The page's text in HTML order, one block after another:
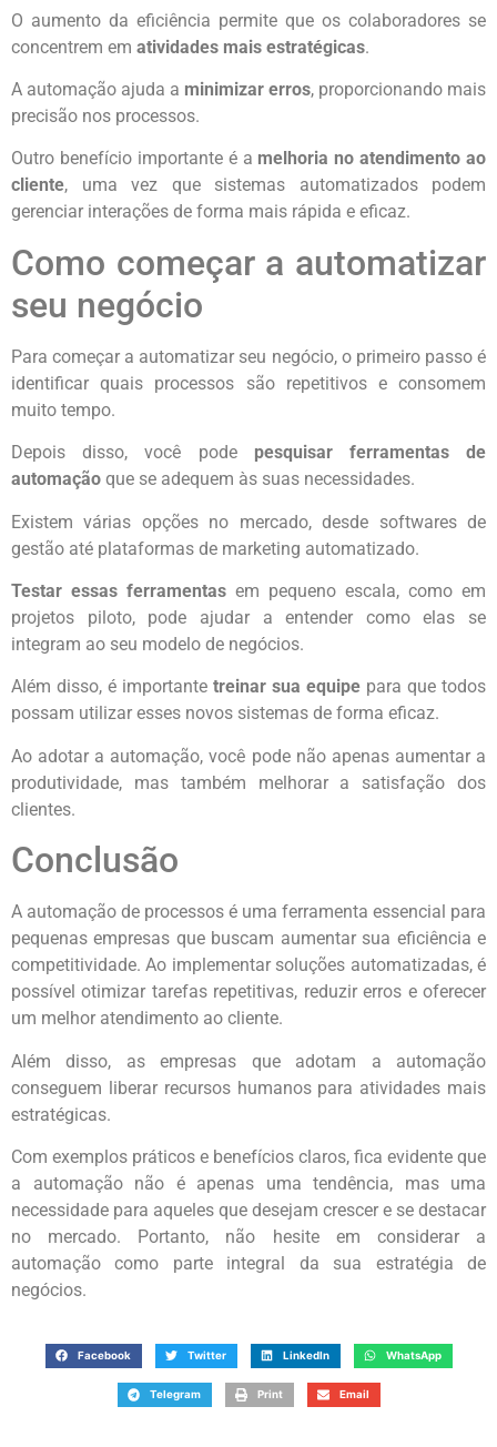
O aumento da eficiência permite que os colaboradores se
concentrem em atividades mais estratégicas.
A automação ajuda a minimizar erros, proporcionando mais
precisão nos processos.
Outro benefício importante é a melhoria no atendimento ao
cliente, uma vez que sistemas automatizados podem
gerenciar interações de forma mais rápida e eficaz.
Como começar a automatizar
seu negócio
Para começar a automatizar seu negócio, o primeiro passo é
identificar quais processos são repetitivos e consomem
muito tempo.
Depois disso, você pode pesquisar ferramentas de
automação que se adequem às suas necessidades.
Existem várias opções no mercado, desde softwares de
gestão até plataformas de marketing automatizado.
Testar essas ferramentas em pequeno escala, como em
projetos piloto, pode ajudar a entender como elas se
integram ao seu modelo de negócios.
Além disso, é importante treinar sua equipe para que todos
possam utilizar esses novos sistemas de forma eficaz.
Ao adotar a automação, você pode não apenas aumentar a
produtividade, mas também melhorar a satisfação dos
clientes.
Conclusão
A automação de processos é uma ferramenta essencial para
pequenas empresas que buscam aumentar sua eficiência e
competitividade. Ao implementar soluções automatizadas, é
possível otimizar tarefas repetitivas, reduzir erros e oferecer
um melhor atendimento ao cliente.
Além disso, as empresas que adotam a automação
conseguem liberar recursos humanos para atividades mais
estratégicas.
Com exemplos práticos e benefícios claros, fica evidente que
a automação não é apenas uma tendência, mas uma
necessidade para aqueles que desejam crescer e se destacar
no mercado. Portanto, não hesite em considerar a
automação como parte integral da sua estratégia de
negócios.
Facebook Twitter LinkedIn WhatsApp
Telegram Print Email